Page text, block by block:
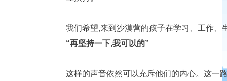
我们希望,来到沙漠营的孩子在学习、工作
“再坚持一下,我可以的”
这样的声音依然可以充斥他们的内心。这一